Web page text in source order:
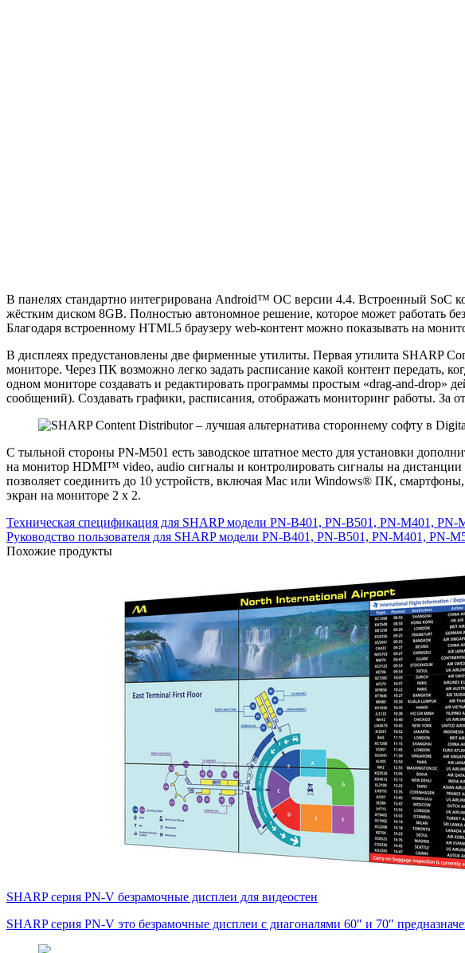
В панелях стандартно интегрирована Android™ ОС версии 4.4. Встроенный SoC
жёстким диском 8GB. Полностью автономное решение, которое может работать
Благодаря встроенному HTML5 браузеру web-контент можно показывать на
В дисплеях предустановлены две фирменные утилиты. Первая утилита SHARP
мониторе. Через ПК возможно легко задать расписание какой контент передать,
одном мониторе создавать и редактировать программы простым «drag-and-drop»
сообщений). Создавать графики, расписания, отображать мониторинг работы.
С тыльной стороны PN-M501 есть заводское штатное место для установки
на монитор HDMI™ video, audio сигналы и контролировать сигналы на
позволяет соединить до 10 устройств, включая Mac или Windows® ПК,
экран на мониторе 2 х 2.
Техническая спецификация для SHARP модели PN-B401, PN-B501, PN-M401, PN-
Руководство пользователя для SHARP модели PN-B401, PN-B501, PN-M401, PN-
Похожие продукты
SHARP серия PN-V безрамочные дисплеи для видеостен
SHARP серия PN-V это безрамочные дисплеи с диагоналями 60″ и 70″